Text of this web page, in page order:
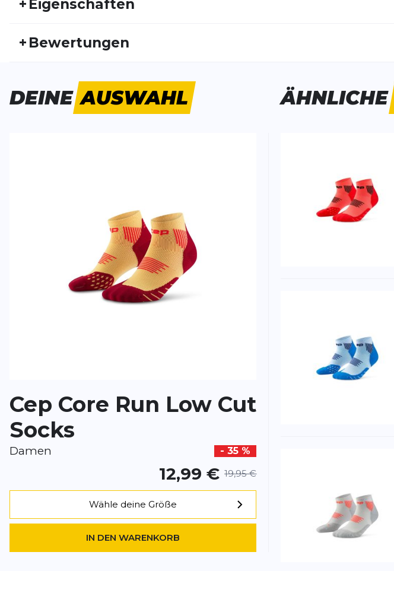
+ Eigenschaften
Geschlecht:
+ Bewertungen
Bisher hat noch niemand dieses Produkt bewertet.
SCHREIBE EINE BEWERTUNG
Dieses Formular ist durch reCAPTCHA geschützt – es gelten die Datenschutzbestimmungen
Google.
DEINEAUSWAHL
Cep Core Run Low Cut
Socks
Damen - 35 %
12,99 € 19,95 €
Wähle deine Größe
IN DEN WARENKORB
ÄHNLICHE